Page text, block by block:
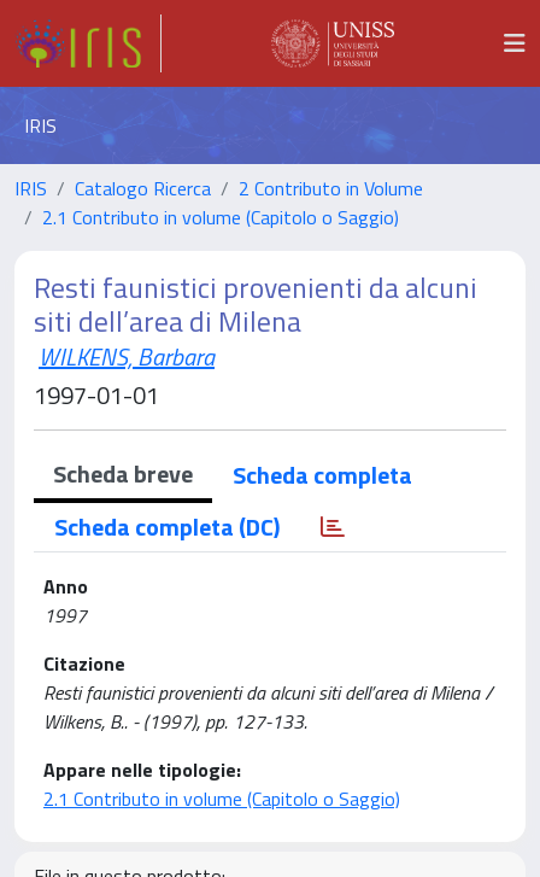
IRIS
IRIS Catalogo Ricerca
2 Contributo in Volume
2.1 Contributo in volume (Capitolo o Saggio)
Resti faunistici provenienti da alcuni
siti dell’area di Milena
WILKENS, Barbara
1997-01-01
Scheda breve
Scheda completa
Scheda completa (DC)
Anno
1997
Citazione
Resti faunistici provenienti da alcuni siti dell’area di Milena /
Wilkens, B.. - (1997), pp. 127-133.
Appare nelle tipologie:
2.1 Contributo in volume (Capitolo o Saggio)